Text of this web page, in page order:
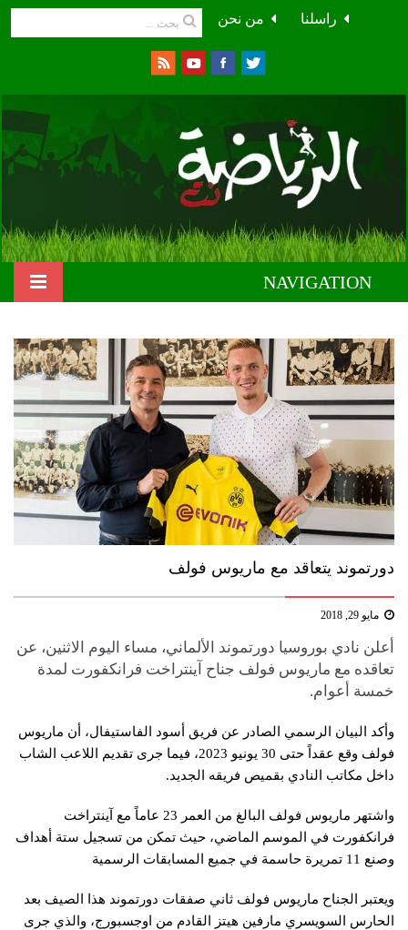
من نحن راسلنا
NAVIGATION
دورتموند يتعاقد مع ماريوس فولف
مايو 29, 2018
أعلن نادي بوروسيا دورتموند الألماني، مساء اليوم الاثنين، عن
تعاقده مع ماريوس فولف جناح آينتراخت فرانكفورت لمدة
خمسة أعوام.
وأكد البيان الرسمي الصادر عن فريق أسود الفاستيفال، أن ماريوس
فولف وقع عقداً حتى 30 يونيو 2023، فيما جرى تقديم اللاعب الشاب
داخل مكاتب النادي بقميص فريقه الجديد.
واشتهر ماريوس فولف البالغ من العمر 23 عاماً مع آينتراخت
فرانكفورت في الموسم الماضي، حيث تمكن من تسجيل ستة أهداف
وصنع 11 تمريرة حاسمة في جميع المسابقات الرسمية
ويعتبر الجناح ماريوس فولف ثاني صفقات دورتموند هذا الصيف بعد
الحارس السويسري مارفين هيتز القادم من اوجسبورج، والذي جرى